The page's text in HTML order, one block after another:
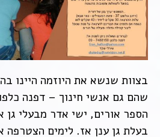
בצוות שנשא את היוזמה היינו
שהם גם אנשי חינוך – דפנה
הספר אורים, ישי אדר מבעלי גן
בעלת גן ענן אז. לימים הצטרפה